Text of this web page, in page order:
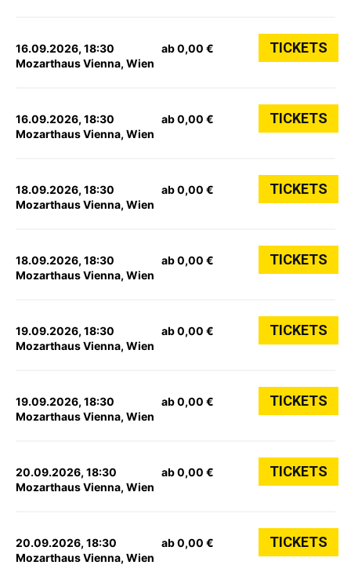
16.09.2026, 18:30
Mozarthaus Vienna, Wien
ab 0,00 € TICKETS
16.09.2026, 18:30
Mozarthaus Vienna, Wien
ab 0,00 € TICKETS
18.09.2026, 18:30
Mozarthaus Vienna, Wien
ab 0,00 € TICKETS
18.09.2026, 18:30
Mozarthaus Vienna, Wien
ab 0,00 € TICKETS
19.09.2026, 18:30
Mozarthaus Vienna, Wien
ab 0,00 € TICKETS
19.09.2026, 18:30
Mozarthaus Vienna, Wien
ab 0,00 € TICKETS
20.09.2026, 18:30
Mozarthaus Vienna, Wien
ab 0,00 € TICKETS
20.09.2026, 18:30
Mozarthaus Vienna, Wien
ab 0,00 € TICKETS